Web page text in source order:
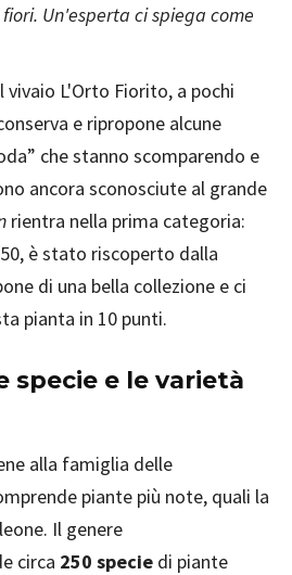
Un'esperta ci spiega come
vivaio L'Orto Fiorito, a pochi
e ripropone alcune
che stanno scomparendo e
ancora sconosciute al grande
rientra nella prima categoria:
è stato riscoperto dalla
di una bella collezione e ci
pianta in 10 punti.
specie e le varietà
alla famiglia delle
piante più note, quali la
Il genere
circa 250 specie di piante